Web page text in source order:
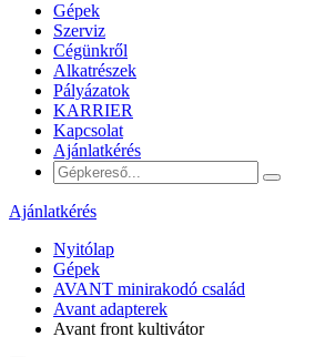
Gépek
Szerviz
Cégünkről
Alkatrészek
Pályázatok
KARRIER
Kapcsolat
Ajánlatkérés
Ajánlatkérés
Nyitólap
Gépek
AVANT minirakodó család
Avant adapterek
Avant front kultivátor